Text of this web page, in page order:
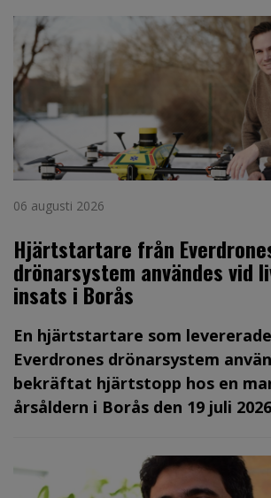
06 augusti 2026
Hjärtstartare från
drönarsystem användes vid
insats i Borås
En hjärtstartare som
Everdrones drönarsystem
bekräftat hjärtstopp hos en
årsåldern i Borås den 19 juli